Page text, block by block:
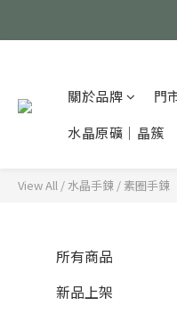
關於品牌 門
水晶原礦｜晶簇
View All / 水晶手鍊 /素圈手鍊
所有商品
新品上架